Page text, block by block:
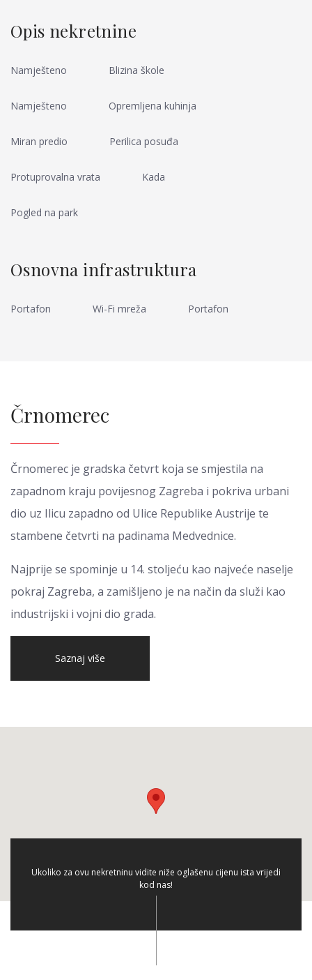
Opis nekretnine
Namješteno Blizina škole
Namješteno Opremljena kuhinja
Miran predio Perilica posuđa
Protuprovalna vrata Kada
Pogled na park
Osnovna infrastruktura
Portafon Wi-Fi mreža Portafon
Črnomerec
Črnomerec je gradska četvrt koja se smjestila na
zapadnom kraju povijesnog Zagreba i pokriva urbani
dio uz Ilicu zapadno od Ulice Republike Austrije te
stambene četvrti na padinama Medvednice.
Najprije se spominje u 14. stoljeću kao najveće naselje
pokraj Zagreba, a zamišljeno je na način da služi kao
industrijski i vojni dio grada.
Saznaj više
Ukoliko za ovu nekretninu vidite niže oglašenu cijenu ista vrijedi
kod nas!